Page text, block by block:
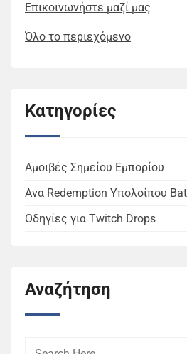
Επικοινωνήστε μαζί μας
Όλο το περιεχόμενο
Κατηγορίες
Αμοιβές Σημείου Εμπορίου
Ανα Redemption Υπολοίπου
Οδηγίες για Twitch Drops
Αναζήτηση